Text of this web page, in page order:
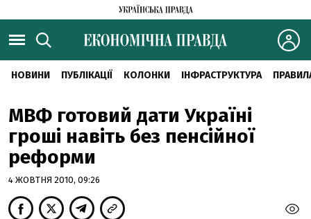
НОВИНИ ПУБЛІКАЦІЇ КОЛОНКИ ІНФРАСТРУКТУРА
МВФ готовий дати Україні
гроші навіть без пенсійної
реформи
4 ЖОВТНЯ 2010, 09:26